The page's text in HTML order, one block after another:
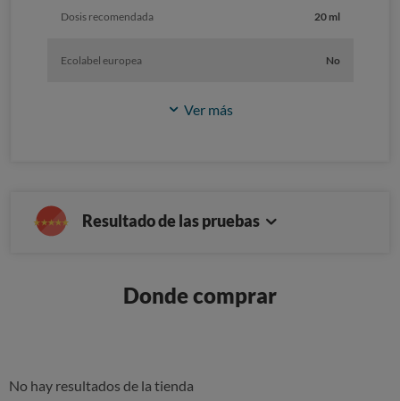
Dosis recomendada 20 ml
Ecolabel europea No
Ver más
Resultado de las pruebas
Donde comprar
No hay resultados de la tienda